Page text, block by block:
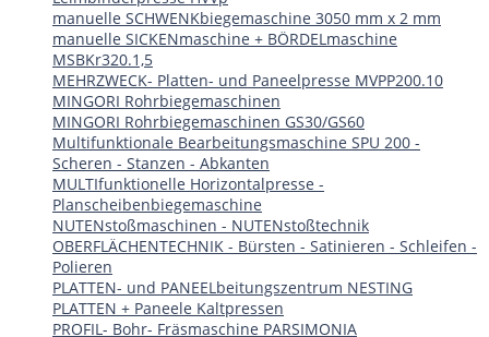
manuelle SCHWENKbiegemaschine 3050 mm x 2 mm
manuelle SICKENmaschine + BÖRDELmaschine
MSBKr320.1,5
MEHRZWECK- Platten- und Paneelpresse MVPP200.10
MINGORI Rohrbiegemaschinen
MINGORI Rohrbiegemaschinen GS30/GS60
Multifunktionale Bearbeitungsmaschine SPU 200 -
Scheren - Stanzen - Abkanten
MULTIfunktionelle Horizontalpresse -
Planscheibenbiegemaschine
NUTENstoßmaschinen - NUTENstoßtechnik
OBERFLÄCHENTECHNIK - Bürsten - Satinieren - Schleifen -
Polieren
PLATTEN- und PANEELbeitungszentrum NESTING
PLATTEN + Paneele Kaltpressen
PROFIL- Bohr- Fräsmaschine PARSIMONIA